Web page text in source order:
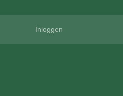
Inloggen